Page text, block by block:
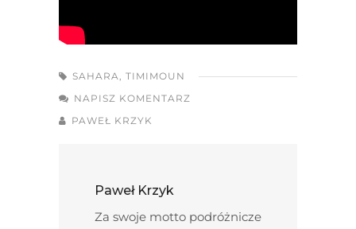
SAHARA
TIMIMOUN
NAPISZ KOMENTARZ
PAWEŁ KRZYK
Paweł Krzyk
Za swoje motto podróżnicze